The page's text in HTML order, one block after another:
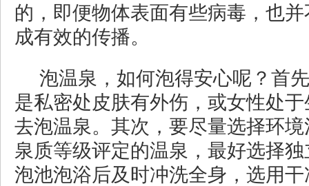
的，即便物体表面有些病毒，也
成有效的传播。
泡温泉，如何泡得安心呢？首
是私密处皮肤有外伤，或女性处
去泡温泉。其次，要尽量选择环
泉质等级评定的温泉，最好选择
泡池泡浴后及时冲洗全身，选用